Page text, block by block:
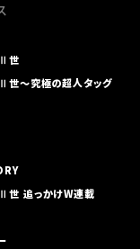
Ⅱ世
世～究極の超人タッグ
世 追っかけW連載